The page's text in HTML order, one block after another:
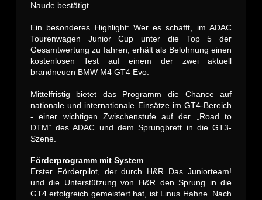
Naude bestätigt.
Ein besonderes Highlight: Wer es schafft, im ADAC
Tourenwagen Junior Cup unter die Top 5 der
Gesamtwertung zu fahren, erhält als Belohnung einen
kostenlosen Test auf einem der zwei aktuell
brandneuen BMW M4 GT4 Evo.
Mittelfristig bietet das Programm die Chance auf
nationale und internationale Einsätze im GT4-Bereich
- einer wichtigen Zwischenstufe auf der „Road to
DTM“ des ADAC und dem Sprungbrett in die GT3-
Szene.
Förderprogramm mit System
Erster Förderpilot, der durch H&R Das Juniorteam!
und die Unterstützung von H&R den Sprung in die
GT4 erfolgreich gemeistert hat, ist Linus Hahne. Nach